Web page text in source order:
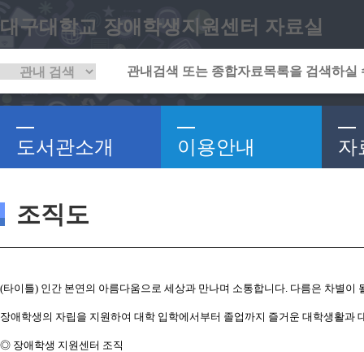
대구대학교 장애학생지원센터 자료실
도서관소개 이용안내 자
조직도
(타이틀) 인간 본연의 아름다움으로 세상과 만나며 소통합니다. 다름은 차별이
장애학생의 자립을 지원하여 대학 입학에서부터 졸업까지 즐거운 대학생활과
◎ 장애학생 지원센터 조직